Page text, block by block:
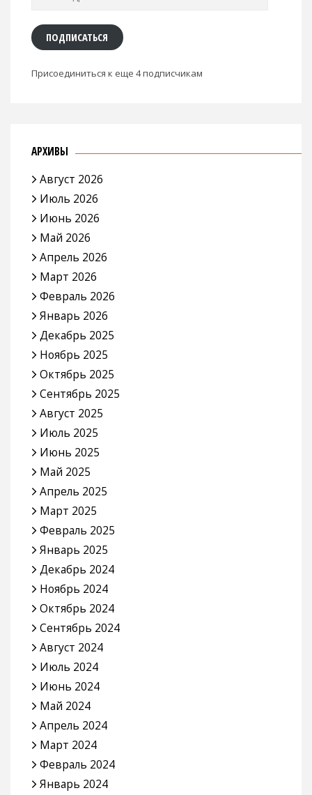
ПОДПИСАТЬСЯ
Присоединиться к еще 4 подписчикам
АРХИВЫ
Август 2026
Июль 2026
Июнь 2026
Май 2026
Апрель 2026
Март 2026
Февраль 2026
Январь 2026
Декабрь 2025
Ноябрь 2025
Октябрь 2025
Сентябрь 2025
Август 2025
Июль 2025
Июнь 2025
Май 2025
Апрель 2025
Март 2025
Февраль 2025
Январь 2025
Декабрь 2024
Ноябрь 2024
Октябрь 2024
Сентябрь 2024
Август 2024
Июль 2024
Июнь 2024
Май 2024
Апрель 2024
Март 2024
Февраль 2024
Январь 2024